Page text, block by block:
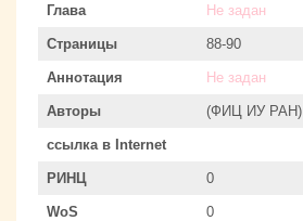
Глава Не задан
Страницы 88-90
Аннотация Не задан
Авторы (ФИЦ ИУ РАН)
ссылка в Internet
РИНЦ 0
WoS 0